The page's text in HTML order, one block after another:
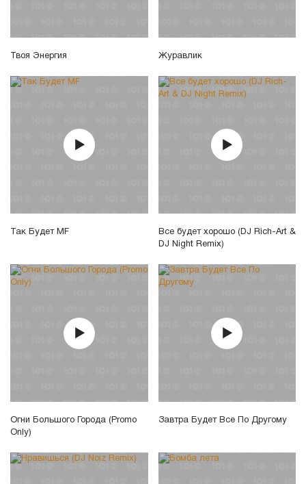
Твоя Энергия Журавлик
Так Будет MF
Все будет хорошо (DJ Rich-Art &
DJ Night Remix)
Огни Большого Города (Promo
Only)
Завтра Будет Все По Другому